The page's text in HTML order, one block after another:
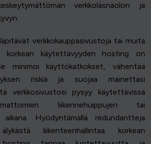
verkkoläsnäolon ja
verkkokauppasivustoja tai muita
korkean käytettävyyden hosting on
minimoi käyttökatkokset, vähentää
riskiä ja suojaa mainettasi
verkkosivustosi pysyy käytettävissä
liikennehuippujen tai
aikana. Hyödyntämällä redundantteja
liikenteenhallintaa korkean